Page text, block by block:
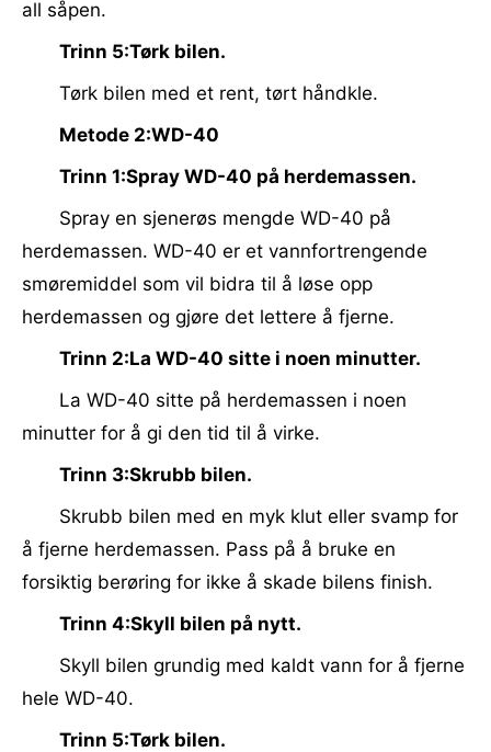
all såpen.
Trinn 5:Tørk bilen.
Tørk bilen med et rent, tørt håndkle.
Metode 2:WD-40
Trinn 1:Spray WD-40 på herdemassen.
Spray en sjenerøs mengde WD-40 på
herdemassen. WD-40 er et vannfortrengende
smøremiddel som vil bidra til å løse opp
herdemassen og gjøre det lettere å fjerne.
Trinn 2:La WD-40 sitte i noen minutter.
La WD-40 sitte på herdemassen i noen
minutter for å gi den tid til å virke.
Trinn 3:Skrubb bilen.
Skrubb bilen med en myk klut eller svamp for
å fjerne herdemassen. Pass på å bruke en
forsiktig berøring for ikke å skade bilens finish.
Trinn 4:Skyll bilen på nytt.
Skyll bilen grundig med kaldt vann for å fjerne
hele WD-40.
Trinn 5:Tørk bilen.